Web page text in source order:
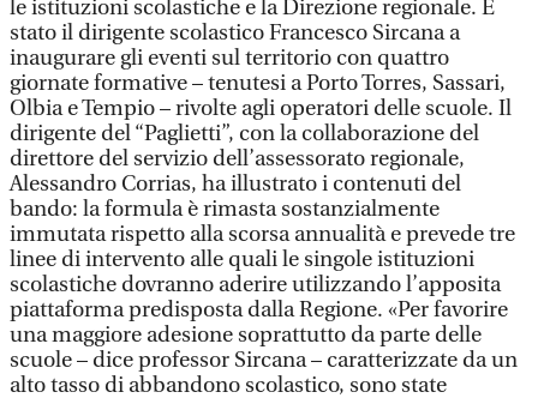
le istituzioni scolastiche e la Direzione regionale. È
stato il dirigente scolastico Francesco Sircana a
inaugurare gli eventi sul territorio con quattro
giornate formative – tenutesi a Porto Torres, Sassari,
Olbia e Tempio – rivolte agli operatori delle scuole. Il
dirigente del “Paglietti”, con la collaborazione del
direttore del servizio dell’assessorato regionale,
Alessandro Corrias, ha illustrato i contenuti del
bando: la formula è rimasta sostanzialmente
immutata rispetto alla scorsa annualità e prevede tre
linee di intervento alle quali le singole istituzioni
scolastiche dovranno aderire utilizzando l’apposita
piattaforma predisposta dalla Regione. «Per favorire
una maggiore adesione soprattutto da parte delle
scuole – dice professor Sircana – caratterizzate da un
alto tasso di abbandono scolastico, sono state